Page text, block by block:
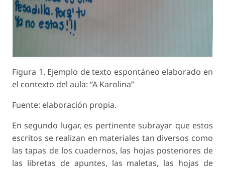
Figura 1. Ejemplo de texto espontáneo elaborado en
el contexto del aula: “A Karolina”
Fuente: elaboración propia.
En segundo lugar, es pertinente subrayar que estos
escritos se realizan en materiales tan diversos como
las tapas de los cuadernos, las hojas posteriores de
las libretas de apuntes, las maletas, las hojas de